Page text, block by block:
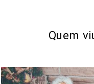
Quem